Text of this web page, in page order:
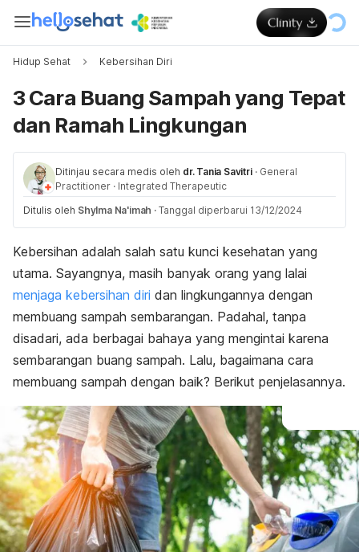
Hidup Sehat Kebersihan Diri
3 Cara Buang Sampah yang Tepat
dan Ramah Lingkungan
Ditinjau secara medis oleh dr. Tania Savitri · General
Practitioner · Integrated Therapeutic
Ditulis oleh Shylma Na'imah · Tanggal diperbarui 13/12/2024
Kebersihan adalah salah satu kunci kesehatan yang
utama. Sayangnya, masih banyak orang yang lalai
menjaga kebersihan diri dan lingkungannya dengan
membuang sampah sembarangan. Padahal, tanpa
disadari, ada berbagai bahaya yang mengintai karena
sembarangan buang sampah. Lalu, bagaimana cara
membuang sampah dengan baik? Berikut penjelasannya.